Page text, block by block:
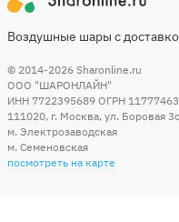
Воздушные шары с
© 2014-2026 Sharonline.ru
ООО "ШАРОНЛАЙН"
ИНН 7722395689 ОГРН
111020, г. Москва, ул. Боровая
м. Электрозаводская
м. Семеновская
посмотреть на карте